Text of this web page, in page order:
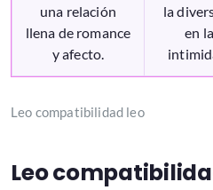
una relación
llena de romance
y afecto.
la
en la
Leo compatibilidad leo
Leo